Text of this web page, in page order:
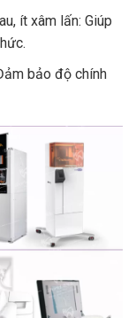
ít xâm lấn: Giúp
bảo độ chính